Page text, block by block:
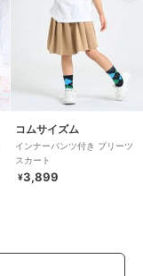
コムサイズム
インナーパンツ付き プリーツ
スカート
¥3,899